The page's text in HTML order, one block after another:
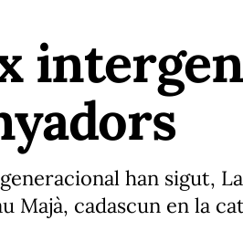
han sigut,
Majà, cadascun en la